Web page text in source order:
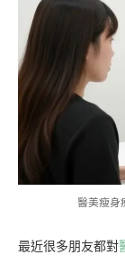
醫美瘦身
最近很多朋友都對